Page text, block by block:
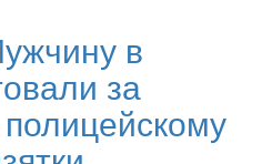
в
за